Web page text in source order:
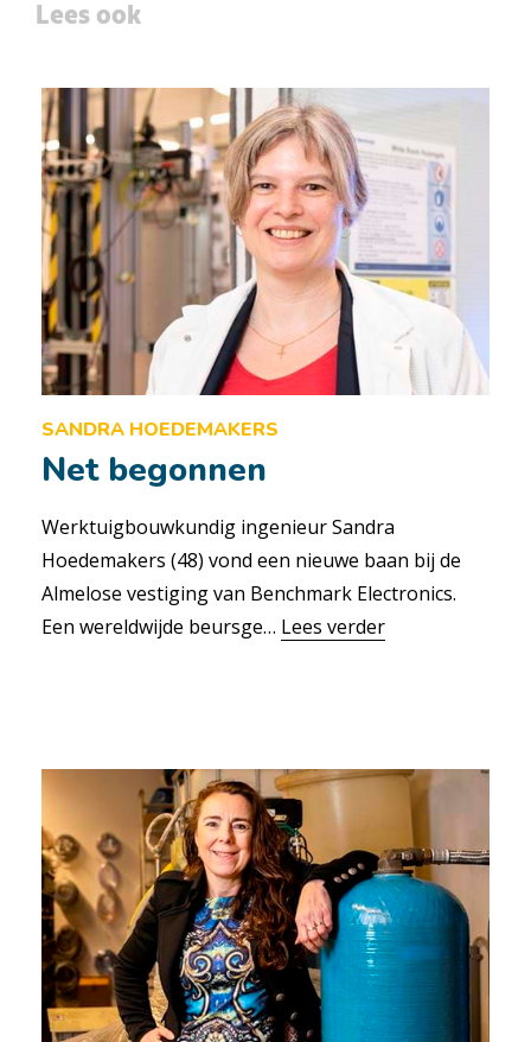
Lees ook
SANDRA HOEDEMAKERS
Net begonnen
Werktuigbouwkundig ingenieur Sandra
Hoedemakers (48) vond een nieuwe baan bij de
Almelose vestiging van Benchmark Electronics.
Een wereldwijde beursge… Lees verder